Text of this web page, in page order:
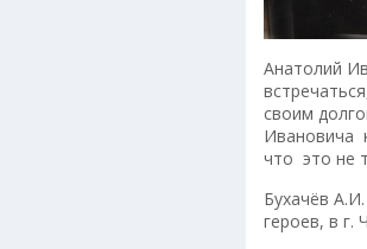
Анатолий
своим
Ивановича
что это не
Бухачёв
героев, в г.